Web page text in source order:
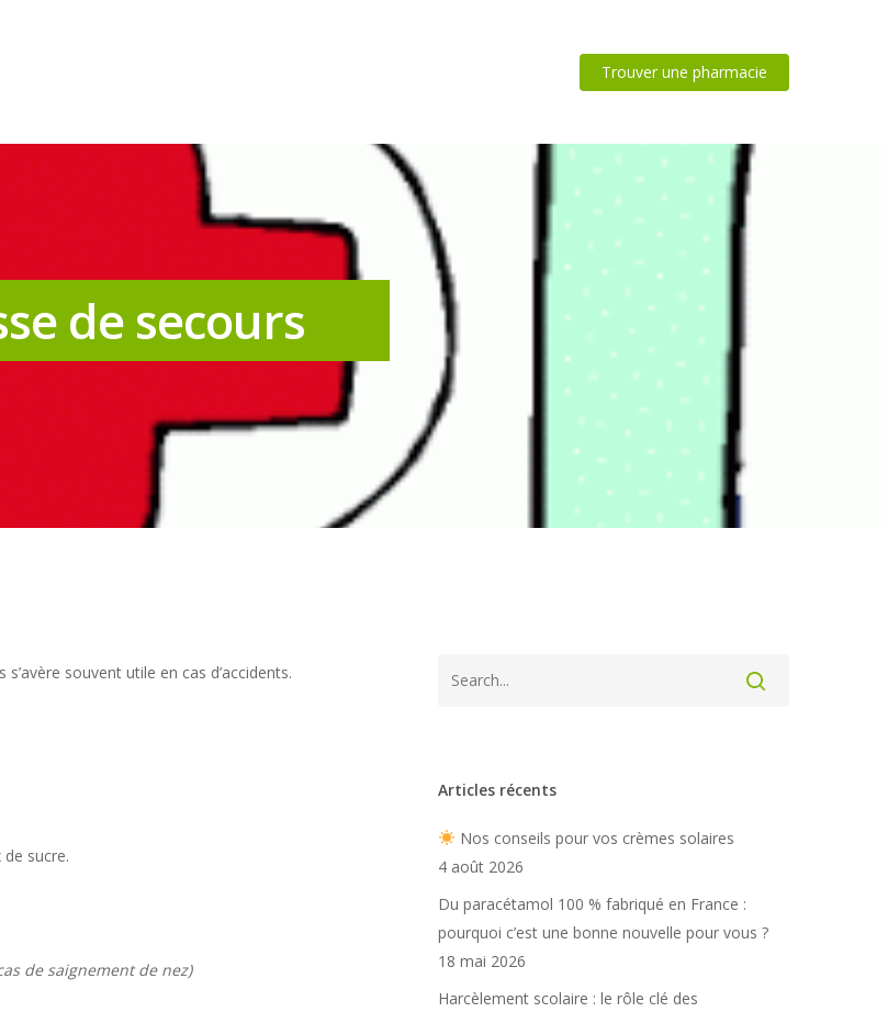
Trouver une pharmacie
de secours
souvent utile en cas d’accidents.
sucre.
de saignement de nez)
Articles récents
Nos conseils pour vos crèmes solaires
4 août 2026
Du paracétamol 100 % fabriqué en France :
pourquoi c’est une bonne nouvelle pour vous ?
18 mai 2026
Harcèlement scolaire : le rôle clé des